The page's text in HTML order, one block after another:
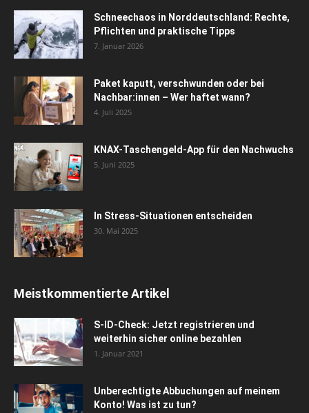
Schneechaos in Norddeutschland: Rechte,
Pflichten und praktische Tipps
7. Januar 2026
Paket kaputt, verschwunden oder bei
Nachbar:innen – Wer haftet wann?
4. Juli 2025
KNAX-Taschengeld-App für den Nachwuchs
5. Juni 2025
In Stress-Situationen entscheiden
30. Mai 2025
Meistkommentierte Artikel
S-ID-Check: Jetzt registrieren und
weiterhin sicher online bezahlen
1. Januar 2021
Unberechtigte Abbuchungen auf meinem
Konto! Was ist zu tun?